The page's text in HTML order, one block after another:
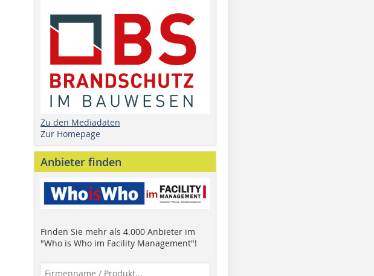
Zu den Mediadaten
Zur Homepage
Anbieter finden
Finden Sie mehr als 4.000 Anbieter im
"Who is Who im Facility Management"!